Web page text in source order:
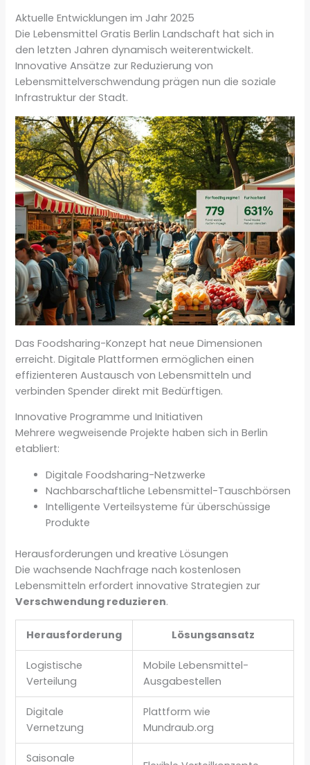
Aktuelle Entwicklungen im Jahr 2025
Die Lebensmittel Gratis Berlin Landschaft hat sich in
den letzten Jahren dynamisch weiterentwickelt.
Innovative Ansätze zur Reduzierung von
Lebensmittelverschwendung prägen nun die soziale
Infrastruktur der Stadt.
Das Foodsharing-Konzept hat neue Dimensionen
erreicht. Digitale Plattformen ermöglichen einen
effizienteren Austausch von Lebensmitteln und
verbinden Spender direkt mit Bedürftigen.
Innovative Programme und Initiativen
Mehrere wegweisende Projekte haben sich in Berlin
etabliert:
Digitale Foodsharing-Netzwerke
Nachbarschaftliche Lebensmittel-Tauschbörsen
Intelligente Verteilsysteme für überschüssige
Produkte
Herausforderungen und kreative Lösungen
Die wachsende Nachfrage nach kostenlosen
Lebensmitteln erfordert innovative Strategien zur
Verschwendung reduzieren.
Herausforderung Lösungsansatz
Logistische
Verteilung
Mobile Lebensmittel-
Ausgabestellen
Digitale
Vernetzung
Plattform wie
Mundraub.org
Saisonale